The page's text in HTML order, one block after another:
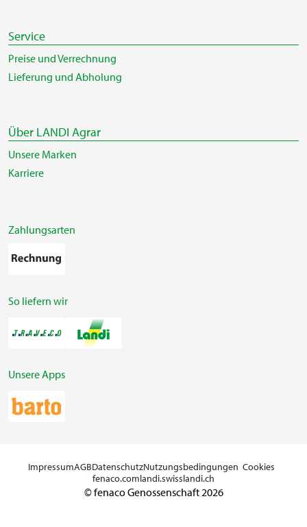
Service
Preise und Verrechnung
Lieferung und Abholung
Über LANDI Agrar
Unsere Marken
Karriere
Zahlungsarten
So liefern wir
Unsere Apps
© fenaco Genossenschaft 2026
ImpressumAGBDatenschutzNutzungsbedingungen Cookies
fenaco.comlandi.swisslandi.ch